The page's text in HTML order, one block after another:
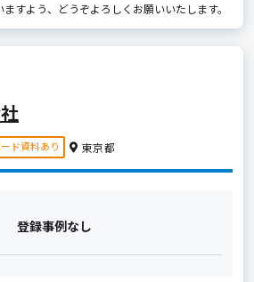
すよう、どうぞよろしくお願いいたします。
ド資料あり 東京都
登録事例なし